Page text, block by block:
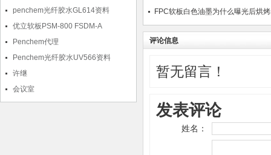
penchem光纤胶水GL614资料
优立软板PSM-800 FSDM-A
Penchem代理
Penchem光纤胶水UV566资料
许继
会议室
FPC软板白色油墨为什么曝光后烘
评论信息
暂无留言！
发表评论
姓名：